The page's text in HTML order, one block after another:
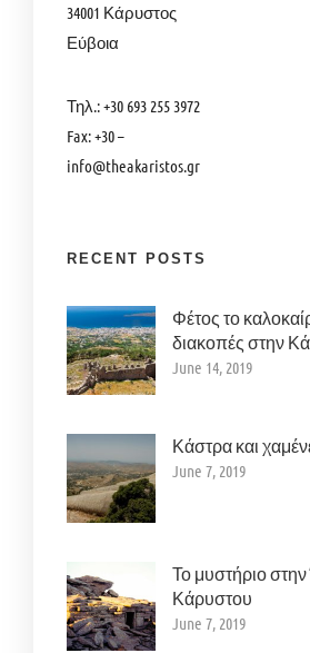
34001 Κάρυστος
Εύβοια
Τηλ.: +30 693 255 3972
Fax: +30 –
info@theakaristos.gr
RECENT POSTS
Φέτος το
διακοπές στην
June 14, 2019
Κάστρα και
June 7, 2019
Το μυστήριο
Κάρυστου
June 7, 2019